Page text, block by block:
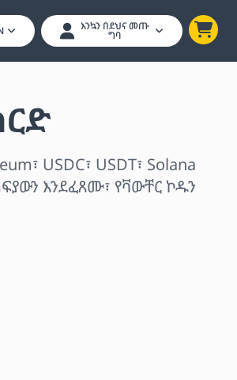
እንኳን በደህና መጡ
ግባ
USDC፣ USDT፣ Solana
እንደፈጸሙ፣ የቫውቸር ኮዱን